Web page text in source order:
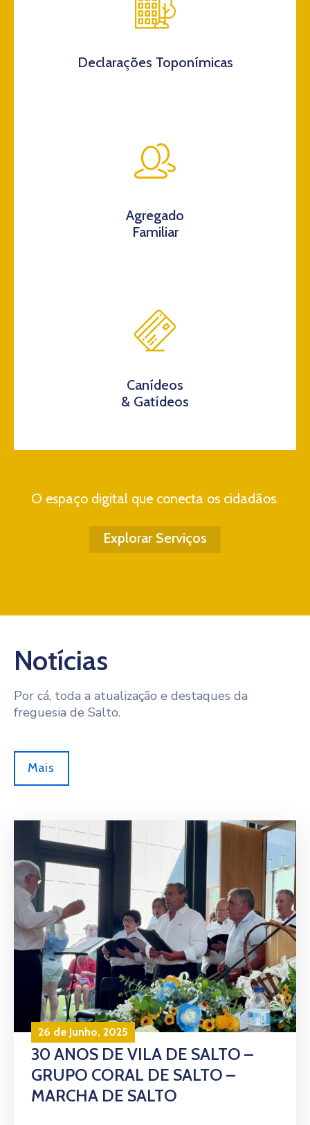
Declarações Toponímicas
Agregado
Familiar
Canídeos
& Gatídeos
O espaço digital que conecta os cidadãos.
Explorar Serviços
Notícias
Por cá, toda a atualização e destaques da
freguesia de Salto.
Mais
26 de Junho, 2025
30 ANOS DE VILA DE SALTO –
GRUPO CORAL DE SALTO –
MARCHA DE SALTO